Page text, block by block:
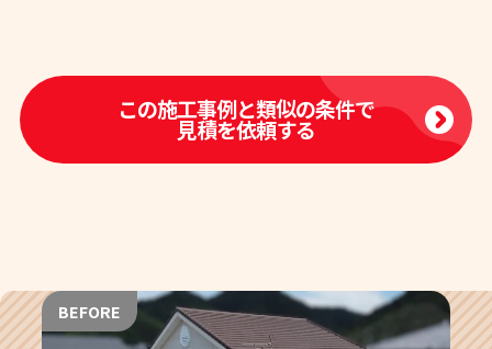
この施工事例と類似の条件で
見積を依頼する
BEFORE